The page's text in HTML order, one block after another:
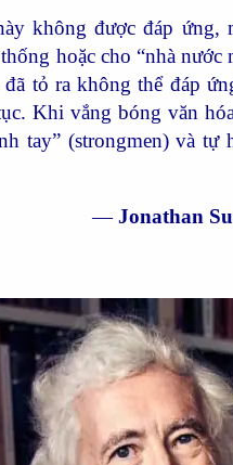
không được đáp ứng,
hoặc cho “nhà
tỏ ra không thể đáp
Khi vắng bóng văn
tay” (strongmen) và
—Jonathan